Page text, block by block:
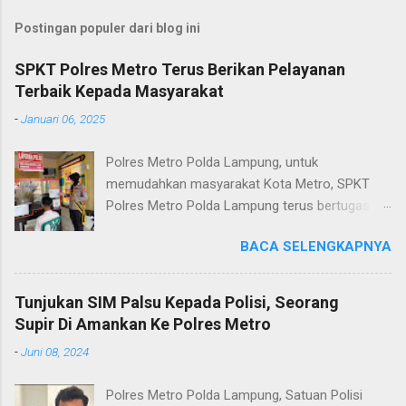
Postingan populer dari blog ini
SPKT Polres Metro Terus Berikan Pelayanan
Terbaik Kepada Masyarakat
-Januari 06, 2025
Polres Metro Polda Lampung, untuk
memudahkan masyarakat Kota Metro, SPKT
Polres Metro Polda Lampung terus bertugas
terkait layanan pengaduan, pelayanan SKCK dan
pelayanan Identifikasi sidik jari secara terpadu
kepada masyarakat. Senin (06/01/2025) Dalam
mewujudkan pelayanan prima kepolisian, SPKT
Heri Sulistyo Nugroho S.IK, M.IK mengatakan
BACA SELENGKAPNYA
Tunjukan SIM Palsu Kepada Polisi, Seorang
Supir Di Amankan Ke Polres Metro
-Juni 08, 2024
Polres Metro Polda Lampung, Satuan Polisi